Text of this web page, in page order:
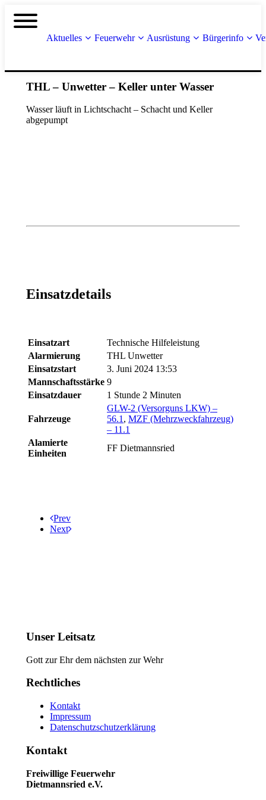
Aktuelles Feuerwehr Ausrüstung Bürgerinfo
THL – Unwetter – Keller unter Wasser
Wasser läuft in Lichtschacht – Schacht und Keller
abgepumpt
Einsatzdetails
Einsatzart
Technische Hilfeleistung
Alarmierung
THL Unwetter
Einsatzstart
3. Juni 2024 13:53
Mannschaftsstärke 9
Einsatzdauer
1 Stunde 2 Minuten
Fahrzeuge
GLW-2 (Versorguns LKW) –
56.1 , MZF (Mehrzweckfahrzeug)
– 11.1
Alamierte
Einheiten
FF Dietmannsried
Prev
Next
Unser Leitsatz
Gott zur Ehr dem nächsten zur Wehr
Rechtliches
Kontakt
Impressum
Datenschutzschutzerklärung
Kontakt
Freiwillige Feuerwehr
Dietmannsried e.V.